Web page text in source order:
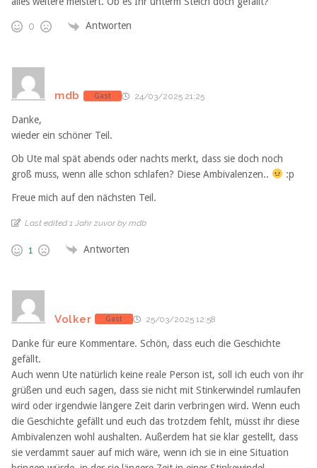
0 Antworten
mdb Gast 24/03/2025 21:25
Danke,
wieder ein schöner Teil.
Ob Ute mal spät abends oder nachts merkt, dass sie doch noch
groß muss, wenn alle schon schlafen? Diese Ambivalenzen..
:p
Freue mich auf den nächsten Teil.
Last edited 1 Jahr zuvor by mdb
1 Antworten
Volker Gast 25/03/2025 12:58
Danke für eure Kommentare. Schön, dass euch die Geschichte
gefällt.
Auch wenn Ute natürlich keine reale Person ist, soll ich euch von ihr
grüßen und euch sagen, dass sie nicht mit Stinkerwindel rumlaufen
wird oder irgendwie längere Zeit darin verbringen wird. Wenn euch
die Geschichte gefällt und euch das trotzdem fehlt, müsst ihr diese
Ambivalenzen wohl aushalten. Außerdem hat sie klar gestellt, dass
sie verdammt sauer auf mich wäre, wenn ich sie in eine Situation